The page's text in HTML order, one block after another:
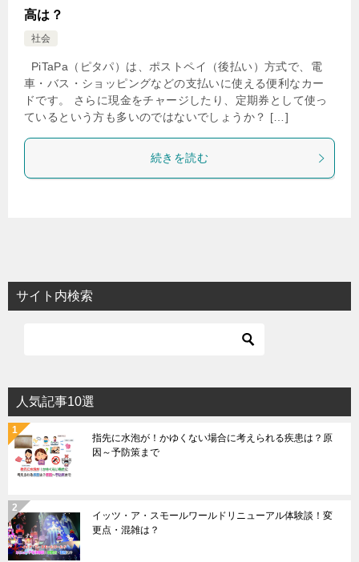
高は？
社会
PiTaPa（ピタパ）は、ポストペイ（後払い）方式で、電
車・バス・ショッピングなどの支払いに使える便利なカー
ドです。 さらに現金をチャージしたり、定期券として使っ
ているという方も多いのではないでしょうか？ […]
続きを読む
サイト内検索
人気記事10選
指先に水泡が！かゆくない場合に考えられる疾患は？原
因～予防策まで
イッツ・ア・スモールワールドリニューアル体験談！変
更点・混雑は？